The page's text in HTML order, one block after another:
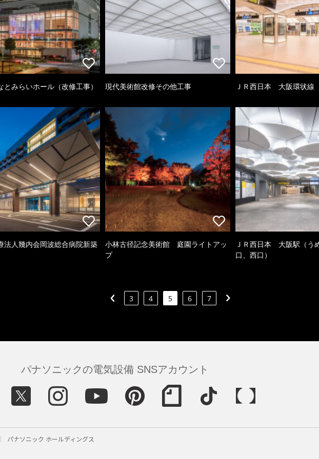
とみらいホール（改修工事） 現代美術館改修その他工事 ＪＲ西日本 大阪環状
法人幾内会岡波総合病院新築
小林古径記念美術館 庭園ライトアッ
プ
ＪＲ西日本 大阪駅（う
口、西口）
3 4 5 6 7
パナソニックの電気設備 SNSアカウント
パナソニック ホールディングス